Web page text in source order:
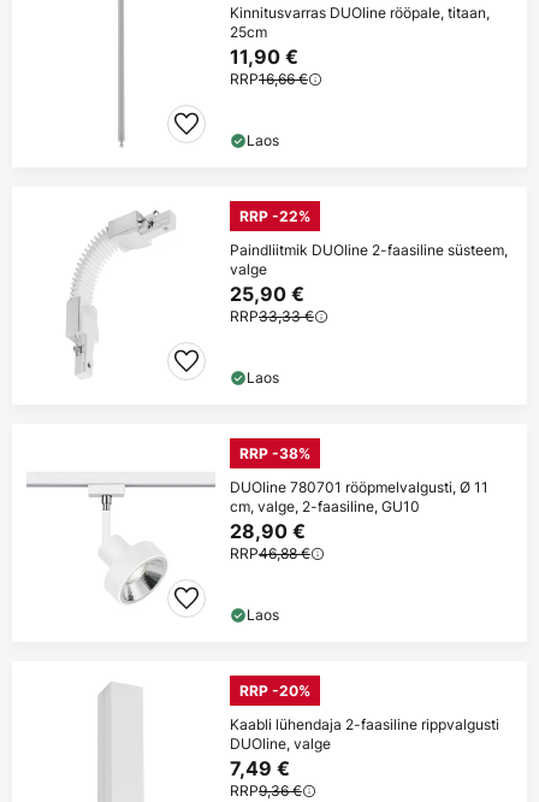
Kinnitusvarras DUOline rööpale, titaan,
25cm
11,90 €
RRP16,66 €
Laos
RRP -22%
Paindliitmik DUOline 2-faasiline süsteem,
valge
25,90 €
RRP33,33 €
Laos
RRP -38%
DUOline 780701 rööpmelvalgusti, Ø 11
cm, valge, 2-faasiline, GU10
28,90 €
RRP46,88 €
Laos
RRP -20%
Kaabli lühendaja 2-faasiline rippvalgusti
DUOline, valge
7,49 €
RRP9,36 €